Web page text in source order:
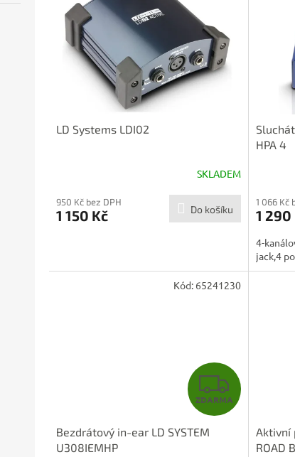
LD Systems LDI02
SKLADEM
950 Kč bez DPH
1 150 Kč Do košíku
HPA 4
1 066 Kč
1 290
4-
jack,4
Z
D
ZDARMA
Bezdrátový in-ear LD SYSTEM
U308IEMHP
Kód: 65241230
Aktivní
ROAD